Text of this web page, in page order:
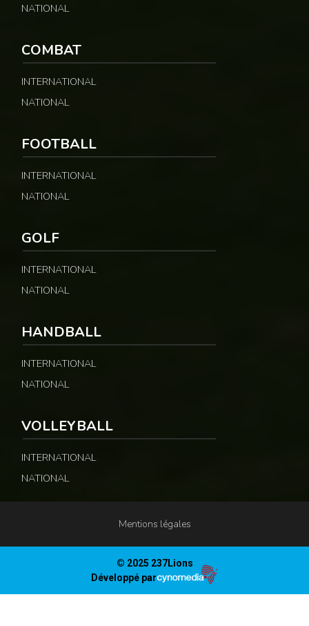
NATIONAL
COMBAT
INTERNATIONAL
NATIONAL
FOOTBALL
INTERNATIONAL
NATIONAL
GOLF
INTERNATIONAL
NATIONAL
HANDBALL
INTERNATIONAL
NATIONAL
VOLLEYBALL
INTERNATIONAL
NATIONAL
Mentions légales
© 2025 237Lions
Développé par